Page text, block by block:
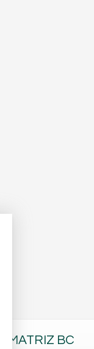
MATRIZ BC